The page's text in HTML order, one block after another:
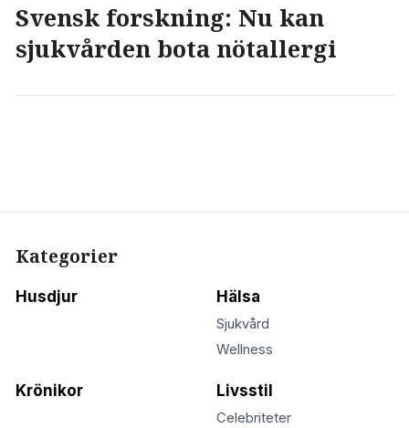
Svensk forskning: Nu kan
sjukvården bota nötallergi
Kategorier
Husdjur Hälsa
Sjukvård
Wellness
Krönikor Livsstil
Celebriteter